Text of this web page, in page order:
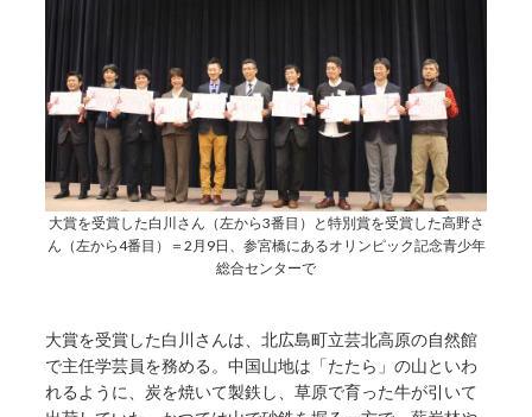
大賞を受賞した白川さん（左から3番目）と特別賞を受賞した高野さ
ん（左から4番目）＝2月9日、参宮橋にあるオリンピック記念青少年
総合センターで
大賞を受賞した白川さんは、北広島町立芸北高原の自然館
で主任学芸員を務める。中国山地は「たたら」の山といわ
れるように、炭を焼いて製鉄し、草原で育った牛が引いて